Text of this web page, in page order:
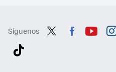
Síguenos